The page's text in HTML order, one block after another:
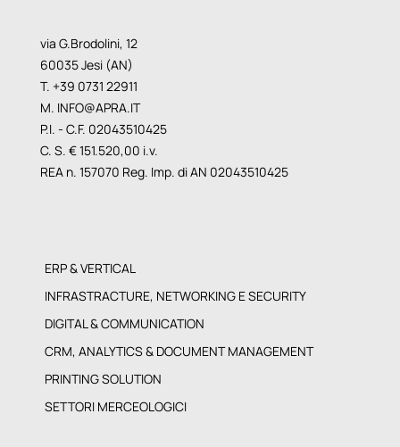
via G.Brodolini, 12
60035 Jesi (AN)
T. +39 0731 22911
M. INFO@APRA.IT
P.I. - C.F. 02043510425
C. S. € 151.520,00 i.v.
REA n. 157070 Reg. Imp. di AN 02043510425
ERP & VERTICAL
INFRASTRACTURE, NETWORKING E SECURITY
DIGITAL & COMMUNICATION
CRM, ANALYTICS & DOCUMENT MANAGEMENT
PRINTING SOLUTION
SETTORI MERCEOLOGICI